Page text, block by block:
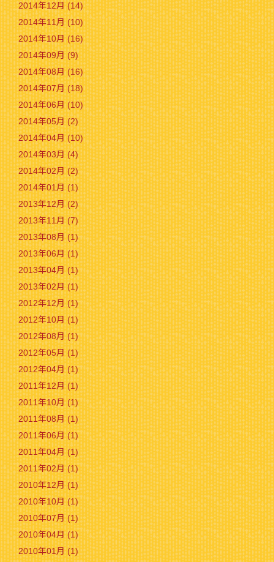
2014年12月 (14)
2014年11月 (10)
2014年10月 (16)
2014年09月 (9)
2014年08月 (16)
2014年07月 (18)
2014年06月 (10)
2014年05月 (2)
2014年04月 (10)
2014年03月 (4)
2014年02月 (2)
2014年01月 (1)
2013年12月 (2)
2013年11月 (7)
2013年08月 (1)
2013年06月 (1)
2013年04月 (1)
2013年02月 (1)
2012年12月 (1)
2012年10月 (1)
2012年08月 (1)
2012年05月 (1)
2012年04月 (1)
2011年12月 (1)
2011年10月 (1)
2011年08月 (1)
2011年06月 (1)
2011年04月 (1)
2011年02月 (1)
2010年12月 (1)
2010年10月 (1)
2010年07月 (1)
2010年04月 (1)
2010年01月 (1)